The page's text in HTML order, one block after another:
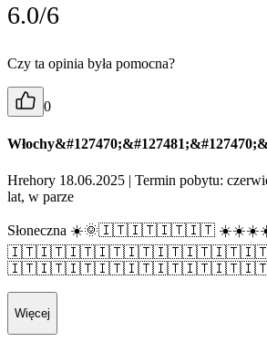
6.0/6
Czy ta opinia była pomocna?
0
Hrehory 18.06.2025 | Termin pobytu:
lat, w parze
Słoneczna ☀️🌞🇮🇹🇮🇹🇮🇹🇮🇹
Więcej